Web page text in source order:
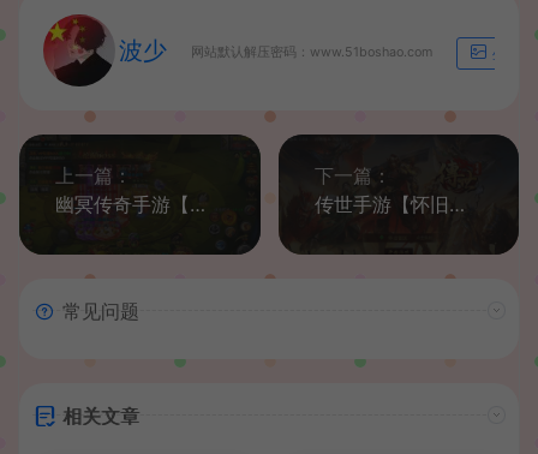
波少 网站默认解压密码：www.51boshao.com 生成海
上一篇：
幽冥传奇手游【屠神之怒】最新整理WIN系一键即玩服务端+安卓+GM后台+详细搭建教程
下一篇：
传世手游【怀旧传世真元神版】最新整理Linux手工服务端+安卓+GM授权物品后台+详细搭建教程
常见问题
相关文章